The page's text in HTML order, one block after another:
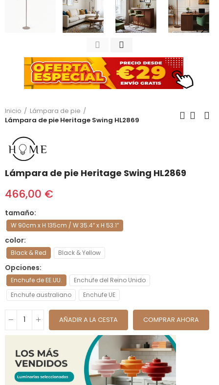
Inicio
Lámpara de pie
Lámpara de pie Heritage Swing HL2869
Lámpara de pie Heritage Swing HL2869
466,00 €
tamaño
W 90cm x H 135cm / W 35.4″ x H 53.1″
color
Black & Red Black & Yellow
Opciones
Enchufe de EE.UU.
Enchufe del Reino Unido
Enchufe australiano
Enchufe UE
AÑADIR A LA CESTA COMPRAR AHORA